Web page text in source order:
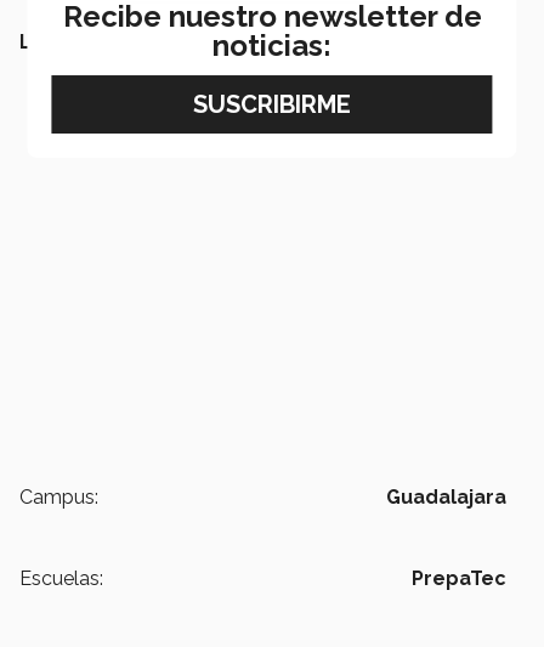
LEE TAMBIÉN:
Campus: Guadalajara
Escuelas: PrepaTec
Recibe nuestro newsletter de
noticias: